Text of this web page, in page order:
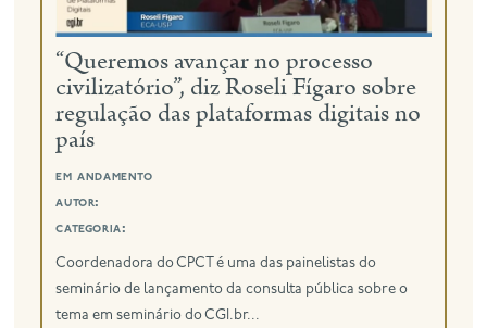
“Queremos avançar no processo
civilizatório”, diz Roseli Fígaro sobre
regulação das plataformas digitais no
país
em andamento
autor:
categoria:
Coordenadora do CPCT é uma das painelistas do
seminário de lançamento da consulta pública sobre o
tema em seminário do CGI.br...